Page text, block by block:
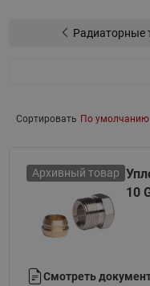
Радиаторные
Сортировать По умолчанию
Архивный товар
10
Смотреть